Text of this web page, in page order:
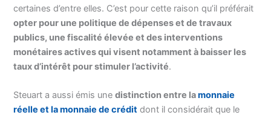
certaines d’entre elles. C’est pour cette raison qu’il préférait
opter pour une politique de dépenses et de travaux
publics, une fiscalité élevée et des interventions
monétaires actives qui visent notamment à baisser les
taux d’intérêt pour stimuler l’activité.
Steuart a aussi émis unedistinction entre lamonnaie
réelle et la monnaie de crédit dont il considérait que le